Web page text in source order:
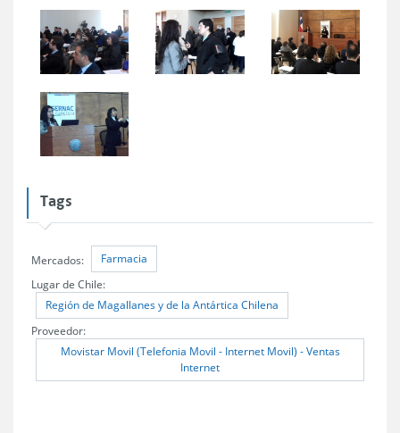
Tags
Mercados: Farmacia
Lugar de Chile:
Región de Magallanes y de la Antártica Chilena
Proveedor:
Movistar Movil (Telefonia Movil - Internet Movil) - Ventas
Internet